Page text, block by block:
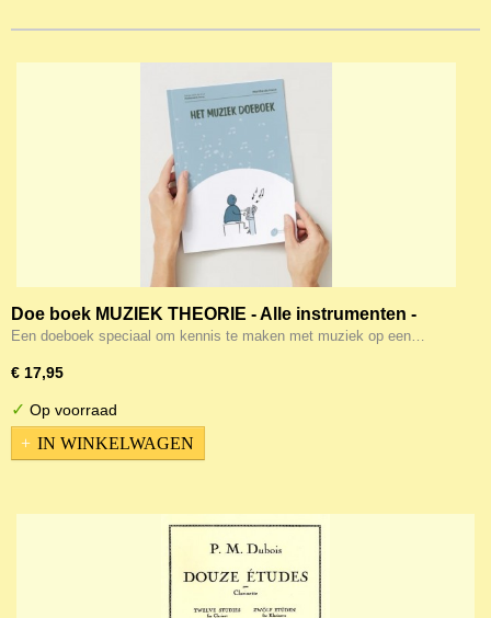
Doe boek MUZIEK THEORIE - Alle instrumenten -
Aanrader (!)
Een doeboek speciaal om kennis te maken met muziek op een…
€ 17,95
✓ Op voorraad
IN WINKELWAGEN